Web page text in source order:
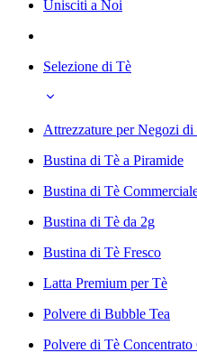
Unisciti a Noi
Selezione di Tè
Attrezzature per Negozi
Bustina di Tè a Piramide
Bustina di Tè
Bustina di Tè da 2g
Bustina di Tè Fresco
Latta Premium per Tè
Polvere di Bubble Tea
Polvere di Tè Concentrato